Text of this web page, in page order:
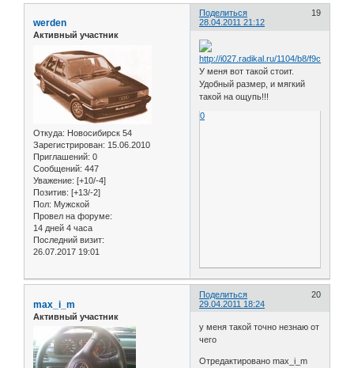
Поделиться
19
28.04.2011 21:12
werden
Активный участник
Откуда: Новосибирск 54
Зарегистрирован: 15.06.2010
Приглашений: 0
Сообщений: 447
Уважение: [+10/-4]
Позитив: [+13/-2]
Пол: Мужской
Провел на форуме:
14 дней 4 часа
Последний визит:
26.07.2017 19:01
У меня вот такой стоит.
Удобный размер, и мягкий
такой на ощупь!!!
0
Поделиться
20
29.04.2011 18:24
max_i_m
Активный участник
у меня такой точно незнаю от
чего
Отредактировано max_i_m